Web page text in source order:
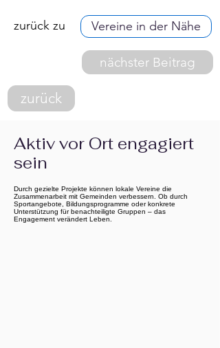
zurück zu Vereine in der Nähe
nächster Beitrag
zurück
Aktiv vor Ort engagiert
sein
Durch gezielte Projekte können lokale Vereine die
Zusammenarbeit mit Gemeinden verbessern. Ob durch
Sportangebote, Bildungsprogramme oder konkrete
Unterstützung für benachteiligte Gruppen – das
Engagement verändert Leben.